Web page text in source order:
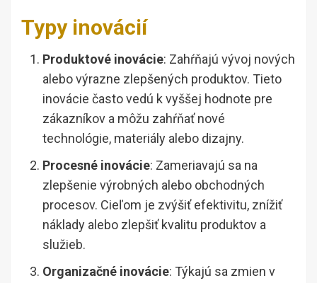
Typy inovácií
Produktové inovácie: Zahŕňajú vývoj nových
alebo výrazne zlepšených produktov. Tieto
inovácie často vedú k vyššej hodnote pre
zákazníkov a môžu zahŕňať nové
technológie, materiály alebo dizajny.
Procesné inovácie: Zameriavajú sa na
zlepšenie výrobných alebo obchodných
procesov. Cieľom je zvýšiť efektivitu, znížiť
náklady alebo zlepšiť kvalitu produktov a
služieb.
Organizačné inovácie: Týkajú sa zmien v